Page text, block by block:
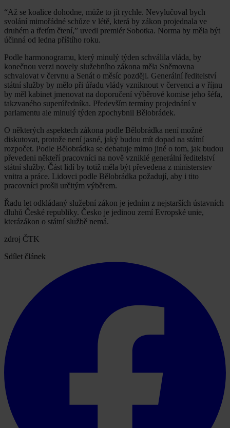
“Až se koalice dohodne, může to jít rychle. Nevylučoval bych
svolání mimořádné schůze v létě, která by zákon projednala ve
druhém a třetím čtení,” uvedl premiér Sobotka. Norma by měla být
účinná od ledna příštího roku.
Podle harmonogramu, který minulý týden schválila vláda, by
konečnou verzi novely služebního zákona měla Sněmovna
schvalovat v červnu a Senát o měsíc později. Generální ředitelství
státní služby by mělo při úřadu vlády vzniknout v červenci a v říjnu
by měl kabinet jmenovat na doporučení výběrové komise jeho šéfa,
takzvaného superúředníka. Především termíny projednání v
parlamentu ale minulý týden zpochybnil Bělobrádek.
O některých aspektech zákona podle Bělobrádka není možné
diskutovat, protože není jasné, jaký budou mít dopad na státní
rozpočet. Podle Bělobrádka se debatuje mimo jiné o tom, jak budou
převedeni někteří pracovníci na nově vzniklé generální ředitelství
státní služby. Část lidí by totiž měla být převedena z ministerstev
vnitra a práce. Lidovci podle Bělobrádka požadují, aby i tito
pracovníci prošli určitým výběrem.
Řadu let odkládaný služební zákon je jedním z nejstarších ústavních
dluhů České republiky. Česko je jedinou zemí Evropské unie,
kterázákon o státní službě nemá.
zdroj ČTK
Sdílet článek